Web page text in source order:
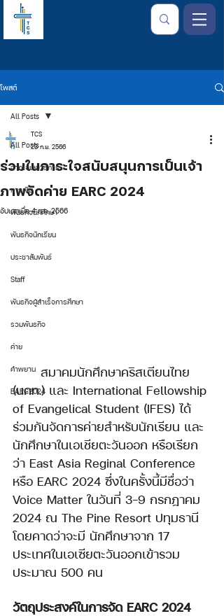
โพสต์
All Posts
จากใจเลขาธิการ
การเงิน
พันธกิจนักศึกษา
พันธกิจนักเรียน
ประชาสัมพันธ์
Staff
พันธกิจผู้สำเร็จการศึกษา
รวมพันธกิจ
ค่าย
คำพยาน
EARC2024
All Posts
ร่วมในภาระใจสนับสนุนการเป็นเจ้า
ภาพจัดค่าย EARC 2024
TCS
23 ก.ย. 2566
อัปเดตเมื่อ4 ต.ค. 2566
สมาคมนักศึกษาคริสเตียนไทย
(นคท.) และ International Fellowship
of Evangelical Student (IFES) ได้
ร่วมกันจัดการค่ายสำหรับนักเรียน และ
นักศึกษาในเอเชียตะวันออก หรือเรียก
ว่า East Asia Reginal Conference
หรือ EARC 2024 ซึ่งในครั้งนี้มีชื่อว่า
Voice Matter ในวันที่ 3-9 กรกฎาคม
2024 ณ The Pine Resort ปทุมธานี
โดยคาดว่าจะมี นักศึกษาจาก 17
ประเทศในเอเซียตะวันออกเข้ารวม
ประมาณ 500 คน
วัตถุประสงค์ในการจัด EARC 2024